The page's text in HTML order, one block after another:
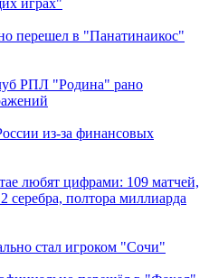
перешел в "Панатинаикос"
РПЛ "Родина" рано
из-за финансовых
любят цифрами: 109 матчей,
серебра, полтора миллиарда
стал игроком "Сочи"